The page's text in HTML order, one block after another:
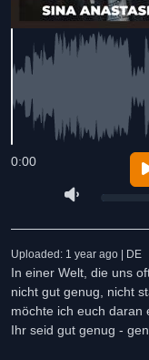
0:00
Uploaded: 1 year ago | DE
In einer Welt, die uns
nicht gut genug, nicht
möchte ich euch daran
Ihr seid gut genug -